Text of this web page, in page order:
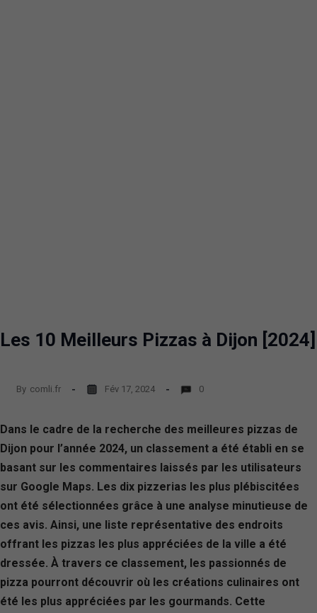
Les 10 Meilleurs Pizzas à Dijon [2024]
By comli.fr Fév 17, 2024 0
Dans le cadre de la recherche des meilleures pizzas de
Dijon pour l’année 2024, un classement a été établi en se
basant sur les commentaires laissés par les utilisateurs
sur Google Maps. Les dix pizzerias les plus plébiscitées
ont été sélectionnées grâce à une analyse minutieuse de
ces avis. Ainsi, une liste représentative des endroits
offrant les pizzas les plus appréciées de la ville a été
dressée. À travers ce classement, les passionnés de
pizza pourront découvrir où les créations culinaires ont
été les plus appréciées par les gourmands. Cette